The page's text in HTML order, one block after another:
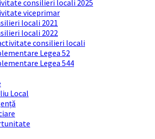
consilieri locali 2025
viceprimar
locali 2021
locali 2022
consilieri locali
Legea 52
Legea 544
Local